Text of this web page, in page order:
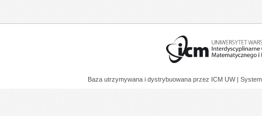
Baza utrzymywana i dystrybuowana przez ICM UW |